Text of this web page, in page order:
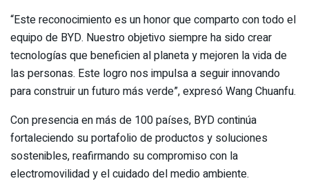
“Este reconocimiento es un honor que comparto con todo el
equipo de BYD. Nuestro objetivo siempre ha sido crear
tecnologías que beneficien al planeta y mejoren la vida de
las personas. Este logro nos impulsa a seguir innovando
para construir un futuro más verde”, expresó Wang Chuanfu.
Con presencia en más de 100 países, BYD continúa
fortaleciendo su portafolio de productos y soluciones
sostenibles, reafirmando su compromiso con la
electromovilidad y el cuidado del medio ambiente.